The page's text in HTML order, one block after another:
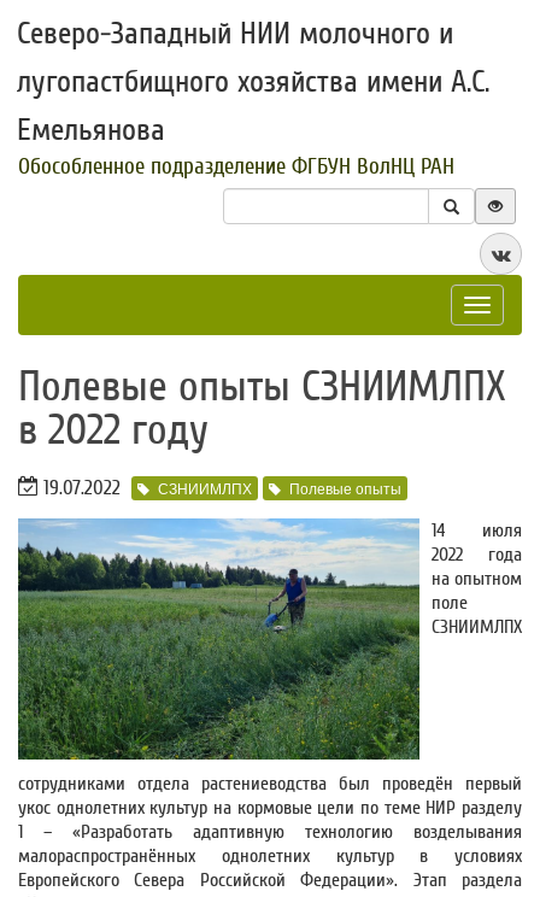
Северо-Западный НИИ молочного и
лугопастбищного хозяйства имени А.С.
Емельянова
Обособленное подразделение ФГБУН ВолНЦ РАН
Toggle
​Полевые опыты СЗНИИМЛПХ
в 2022 году
19.07.2022 СЗНИИМЛПХ Полевые опыты
14 июля
2022 года
на опытном
поле
СЗНИИМЛПХ
сотрудниками отдела растениеводства был проведён первый
укос однолетних культур на кормовые цели по теме НИР разделу
1 – «Разработать адаптивную технологию возделывания
малораспространённых однолетних культур в условиях
Европейского Севера Российской Федерации». Этап раздела